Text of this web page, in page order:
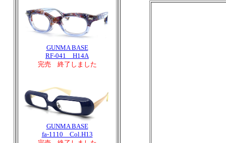
GUNMA BASE
RF-041 H14A
完売 終了しました
GUNMA BASE
fa-1110 Col.H13